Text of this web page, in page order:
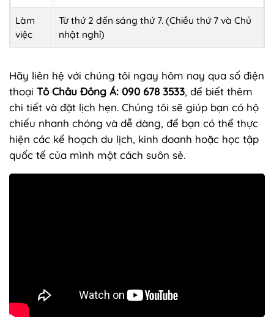
Làm
việc
Từ thứ 2 đến sáng thứ 7. (Chiều thứ 7 và Chủ
nhật nghỉ)
Hãy liên hệ với chúng tôi ngay hôm nay qua số điện
thoại Tô Châu Đông Á: 090 678 3533, để biết thêm
chi tiết và đặt lịch hẹn. Chúng tôi sẽ giúp bạn có hộ
chiếu nhanh chóng và dễ dàng, để bạn có thể thực
hiện các kế hoạch du lịch, kinh doanh hoặc học tập
quốc tế của mình một cách suôn sẻ.